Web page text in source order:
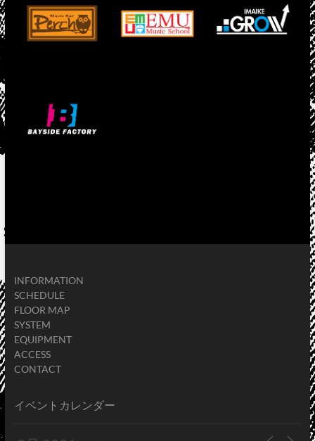
INFORMATION
SCHEDULE
FLOOR MAP
SYSTEM
EQUIPMENT
ACCESS
CONTACT
イベントカレンダー